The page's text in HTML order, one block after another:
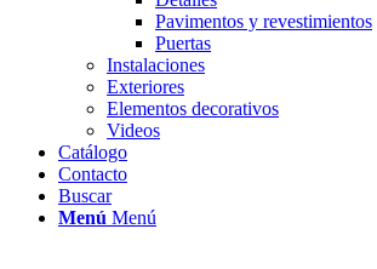
Pavimentos y revestimientos
Puertas
Instalaciones
Exteriores
Elementos decorativos
Videos
Catálogo
Contacto
Buscar
Menú Menú